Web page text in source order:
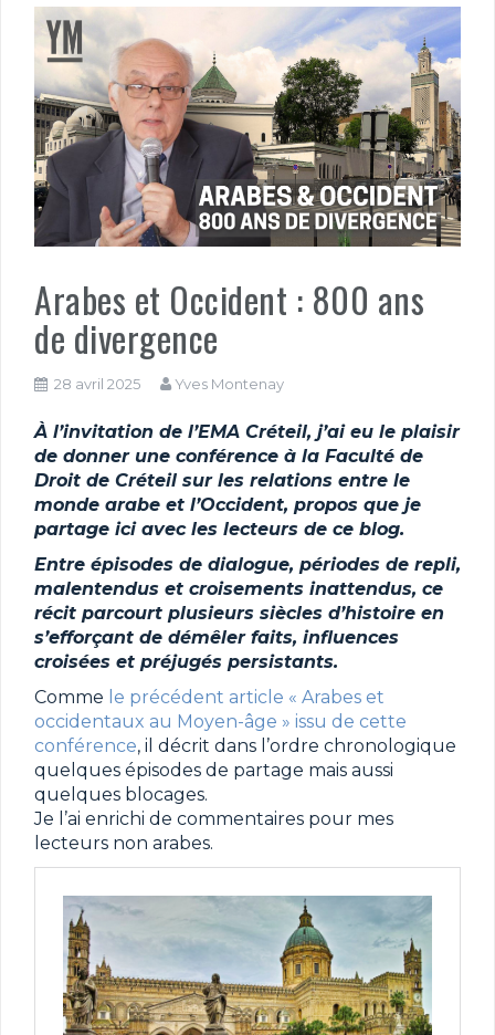
Arabes et Occident : 800 ans
de divergence
28 avril 2025 Yves Montenay
À l’invitation de l’EMA Créteil, j’ai eu le plaisir
de donner une conférence à la Faculté de
Droit de Créteil sur les relations entre le
monde arabe et l’Occident, propos que je
partage ici avec les lecteurs de ce blog.
Entre épisodes de dialogue, périodes de repli,
malentendus et croisements inattendus, ce
récit parcourt plusieurs siècles d’histoire en
s’efforçant de démêler faits, influences
croisées et préjugés persistants.
Comme le précédent article « Arabes et
occidentaux au Moyen-âge » issu de cette
conférence, il décrit dans l’ordre chronologique
quelques épisodes de partage mais aussi
quelques blocages.
Je l’ai enrichi de commentaires pour mes
lecteurs non arabes.